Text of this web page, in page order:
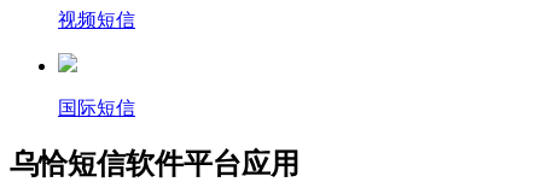
视频短信
国际短信
乌恰短信软件平台应用